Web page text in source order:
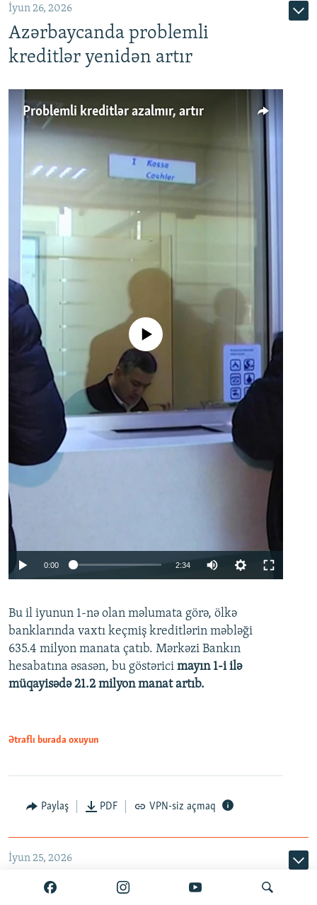
İyun 26, 2026
Azərbaycanda problemli
kreditlər yenidən artır
Problemli kreditlər azalmır, artır
Auto 240p 360p 480p
720p 1080p
No media source currently available
0:00 2:34
360p
480p
720p
Bu il iyunun 1-nə olan məlumata görə, ölkə
banklarında vaxtı keçmiş kreditlərin məbləği
635.4 milyon manata çatıb. Mərkəzi Bankın
hesabatına əsasən, bu göstərici mayın 1-i ilə
müqayisədə 21.2 milyon manat artıb.
Ətraflı burada oxuyun
Paylaş PDF VPN-siz açmaq
İyun 25, 2026
ABB kartlardakı texniki